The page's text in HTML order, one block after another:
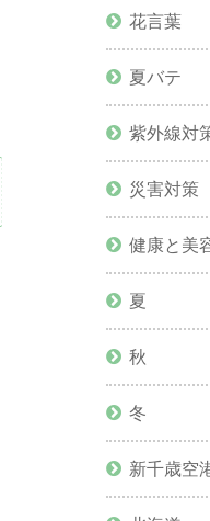
花言葉
夏バテ
紫外線対
災害対策
健康と美
夏
秋
冬
新千歳空